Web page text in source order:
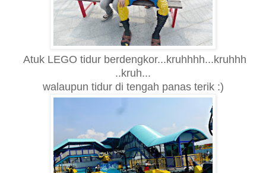
Atuk LEGO tidur berdengkor...kruhhhh...kruhhh
..kruh...
walaupun tidur di tengah panas terik :)